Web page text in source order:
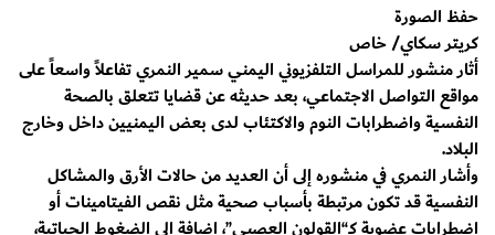
حفظ الصورة
كريتر سكاي/ خاص
أثار منشور للمراسل التلفزيوني اليمني سمير النمري تفاعلاً واسعاً على
مواقع التواصل الاجتماعي، بعد حديثه عن قضايا تتعلق بالصحة
النفسية واضطرابات النوم والاكتئاب لدى بعض اليمنيين داخل وخارج
البلاد.
وأشار النمري في منشوره إلى أن العديد من حالات الأرق والمشاكل
النفسية قد تكون مرتبطة بأسباب صحية مثل نقص الفيتامينات أو
اضطرابات عضوية كـ“القولون العصبي”، إضافة إلى الضغوط الحياتية،